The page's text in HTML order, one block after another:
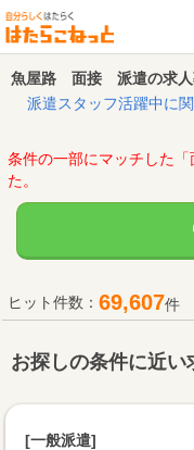
魚屋路 面接 派遣の求人
派遣スタッフ活躍中に
条件の一部にマッチした
た。
ヒット件数： 69,607件
お探しの条件に近い
[一般派遣]